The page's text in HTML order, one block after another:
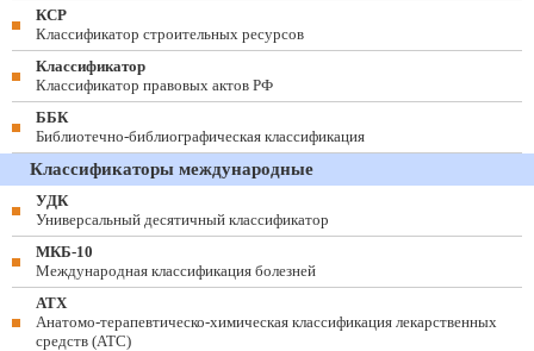
КСР
Классификатор строительных ресурсов
Классификатор
Классификатор правовых актов РФ
ББК
Библиотечно-библиографическая классификация
Классификаторы международные
УДК
Универсальный десятичный классификатор
МКБ-10
Международная классификация болезней
АТХ
Анатомо-терапевтическо-химическая классификация лекарственных
средств (ATC)